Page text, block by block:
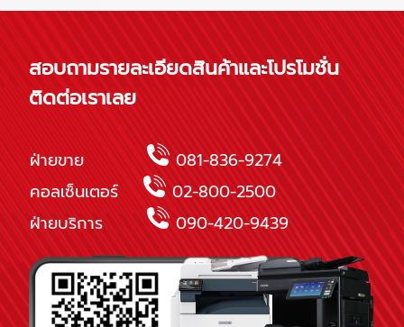
สอบถามรายละเอียดสินค้าและโปรโมชั่น
ติดต่อเราเลย
ฝ่ายขาย
081-836-9274
คอลเซ็นเตอร์
02-800-2500
ฝ่ายบริการ
090-420-9439